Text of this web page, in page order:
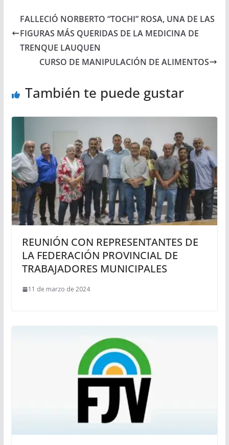
FALLECIÓ NORBERTO “TOCHI” ROSA, UNA DE LAS
FIGURAS MÁS QUERIDAS DE LA MEDICINA DE
TRENQUE LAUQUEN
CURSO DE MANIPULACIÓN DE ALIMENTOS
También te puede gustar
REUNIÓN CON REPRESENTANTES DE
LA FEDERACIÓN PROVINCIAL DE
TRABAJADORES MUNICIPALES
11 de marzo de 2024